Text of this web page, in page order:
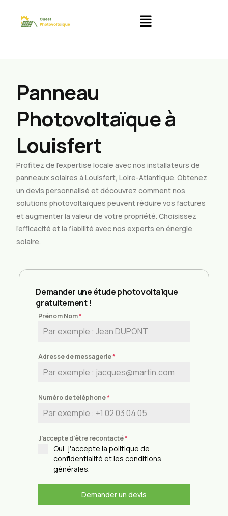
Panneau
Photovoltaïque à
Louisfert
Profitez de l’expertise locale avec nos installateurs de
panneaux solaires à Louisfert, Loire-Atlantique. Obtenez
un devis personnalisé et découvrez comment nos
solutions photovoltaïques peuvent réduire vos factures
et augmenter la valeur de votre propriété. Choisissez
l’efficacité et la fiabilité avec nos experts en énergie
solaire.
Demander une étude photovoltaïque
gratuitement !
Prénom Nom*
Adresse de messagerie*
Numéro de téléphone*
J'accepte d'être recontacté*
Oui, j'accepte la politique de
confidentialité et les conditions
générales.
Demander un devis